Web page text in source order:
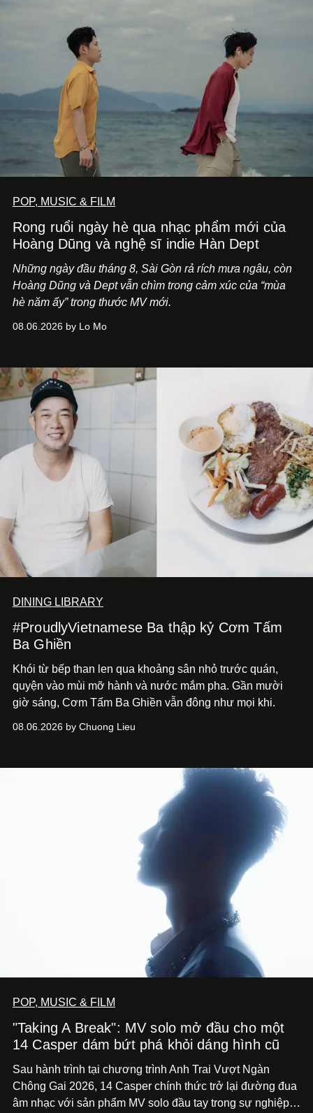
POP, MUSIC & FILM
Rong ruổi ngày hè qua nhạc phẩm mới của
Hoàng Dũng và nghệ sĩ indie Hàn Dept
Những ngày đầu tháng 8, Sài Gòn rả rích mưa ngâu, còn
Hoàng Dũng và Dept vẫn chìm trong cảm xúc của “mùa
hè năm ấy” trong thước MV mới.
08.06.2026 by Lo Mo
DINING LIBRARY
#ProudlyVietnamese Ba thập kỷ Cơm Tấm
Ba Ghiền
Khói từ bếp than len qua khoảng sân nhỏ trước quán,
quyện vào mùi mỡ hành và nước mắm pha. Gần mười
giờ sáng, Cơm Tấm Ba Ghiền vẫn đông như mọi khi.
08.06.2026 by Chuong Lieu
POP, MUSIC & FILM
"Taking A Break": MV solo mở đầu cho một
14 Casper dám bứt phá khỏi dáng hình cũ
Sau hành trình tại chương trình Anh Trai Vượt Ngàn
Chông Gai 2026, 14 Casper chính thức trở lại đường đua
âm nhạc với sản phẩm MV solo đầu tay trong sự nghiệp -